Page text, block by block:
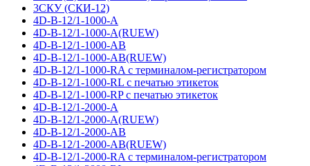
3СКУ (СКИ-12)
4D-B-12/1-1000-A
4D-B-12/1-1000-A(RUEW)
4D-B-12/1-1000-AB
4D-B-12/1-1000-AB(RUEW)
4D-B-12/1-1000-RA с терминалом-регистратором
4D-B-12/1-1000-RL с печатью этикеток
4D-B-12/1-1000-RP с печатью этикеток
4D-B-12/1-2000-A
4D-B-12/1-2000-A(RUEW)
4D-B-12/1-2000-AB
4D-B-12/1-2000-AB(RUEW)
4D-B-12/1-2000-RA с терминалом-регистратором